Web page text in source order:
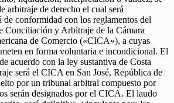
arbitraje de derecho el cual será
conformidad con los reglamentos del
Conciliación y Arbitraje de la Cámara
de Comercio («CICA»), a cuyas
en forma voluntaria e incondicional. El
acuerdo con la ley sustantiva de Costa
será el CICA en San José, República de
por un tribunal arbitral compuesto por
serán designados por el CICA. El laudo